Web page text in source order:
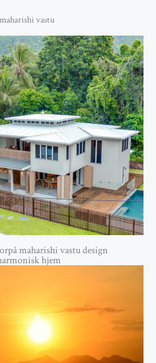
vastu
maharishi vastu design
hjem